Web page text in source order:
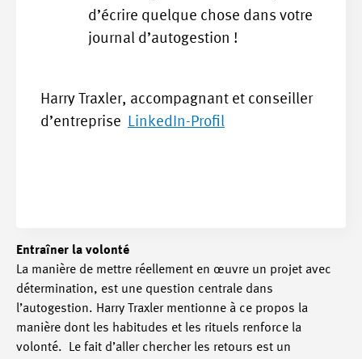
d’écrire quelque chose dans votre
journal d’autogestion !
Harry Traxler, accompagnant et conseiller
d’entreprise LinkedIn-Profil
Entraîner la volonté
La manière de mettre réellement en œuvre un projet avec
détermination, est une question centrale dans
l’autogestion. Harry Traxler mentionne à ce propos la
manière dont les habitudes et les rituels renforce la
volonté. Le fait d’aller chercher les retours est un